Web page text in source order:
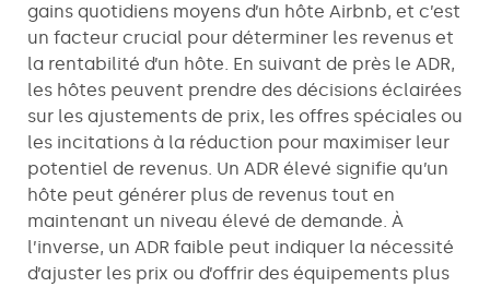
gains quotidiens moyens d’un hôte Airbnb, et c’est
un facteur crucial pour déterminer les revenus et
la rentabilité d’un hôte. En suivant de près le ADR,
les hôtes peuvent prendre des décisions éclairées
sur les ajustements de prix, les offres spéciales ou
les incitations à la réduction pour maximiser leur
potentiel de revenus. Un ADR élevé signifie qu’un
hôte peut générer plus de revenus tout en
maintenant un niveau élevé de demande. À
l’inverse, un ADR faible peut indiquer la nécessité
d’ajuster les prix ou d’offrir des équipements plus